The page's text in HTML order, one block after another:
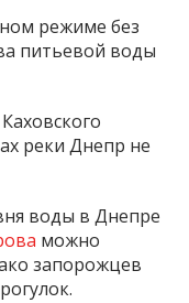
режиме без
питьевой воды
реки Днепр не
воды в Днепре
можно
запорожцев